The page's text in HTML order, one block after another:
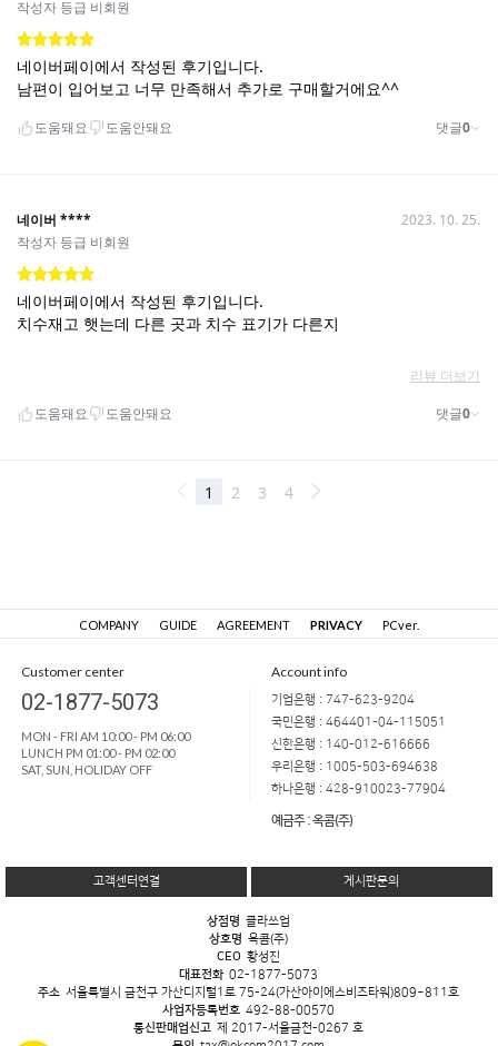
COMPANY GUIDE AGREEMENT PRIVACY PCver.
Customer center
02-1877-5073
MON - FRI AM 10:00 - PM 06:00
LUNCH PM 01:00 - PM 02:00
SAT, SUN, HOLIDAY OFF
Account info
기업은행 : 747-623-9204
국민은행 : 464401-04-115051
신한은행 : 140-012-616666
우리은행 : 1005-503-694638
하나은행 : 428-910023-77904
예금주 : 옥콤(주)
고객센터연결 게시판문의
상점명 클라쓰업
상호명 옥콤(주)
CEO 황성진
대표전화 02-1877-5073
주소 서울특별시 금천구 가산디지털1로 75-24(가산아이에스비즈타워)809~811호
사업자등록번호 492-88-00570
통신판매업신고 제 2017-서울금천-0267 호